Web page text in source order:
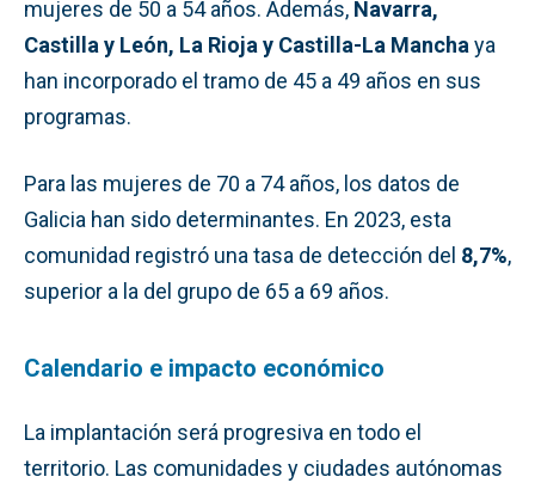
mujeres de 50 a 54 años. Además, Navarra,
Castilla y León, La Rioja y Castilla-La Mancha ya
han incorporado el tramo de 45 a 49 años en sus
programas.
Para las mujeres de 70 a 74 años, los datos de
Galicia han sido determinantes. En 2023, esta
comunidad registró una tasa de detección del 8,7%,
superior a la del grupo de 65 a 69 años.
Calendario e impacto económico
La implantación será progresiva en todo el
territorio. Las comunidades y ciudades autónomas